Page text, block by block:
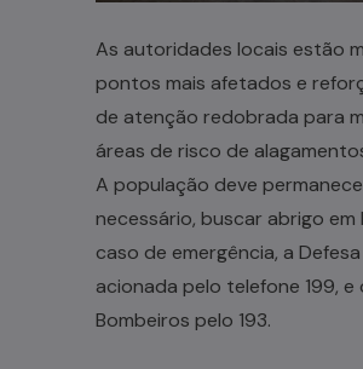
As autoridades locais estão
pontos mais afetados e
de atenção redobrada para
áreas de risco de
A população deve
necessário, buscar abrigo em
caso de emergência, a
acionada pelo telefone 199, e
Bombeiros pelo 193.